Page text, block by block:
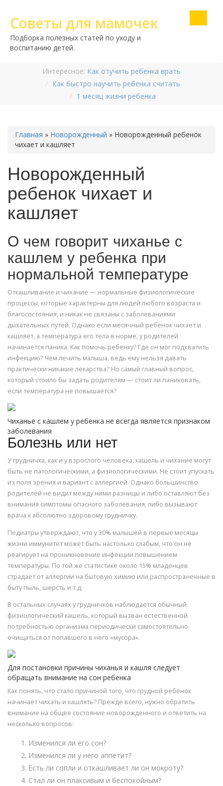
Советы для мамочек
Подборка полезных статей по уходу и
воспитанию детей.
Интересное: Как отучить ребенка врать
Как быстро научить ребенка считать
1 месяц жизни ребенка
Главная » Новорожденный » Новорожденный ребенок
чихает и кашляет
Новорожденный
ребенок чихает и
кашляет
О чем говорит чиханье с
кашлем у ребенка при
нормальной температуре
Откашливание и чихание — нормальные физиологические
процессы, которые характерны для людей любого возраста и
благосостояния, и никак не связаны с заболеваниями
дыхательных путей. Однако если месячный ребенок чихает и
кашляет, а температура его тела в норме, у родителей
начинается паника. Как помочь ребенку? Где он мог подхватить
инфекцию? Чем лечить малыша, ведь ему нельзя давать
практически никакие лекарства? Но самый главный вопрос,
который стоило бы задать родителям — стоит ли паниковать,
если температура не повышается?
Чиханье с кашлем у ребенка не всегда является признаком
заболевания
Болезнь или нет
У грудничка, как и у взрослого человека, кашель и чихание могут
быть не патологическими, а физиологическими. Не стоит упускать
из поля зрения и вариант с аллергией. Однако большинство
родителей не видит между ними разницы и либо оставляют без
внимания симптомы опасного заболевания, либо вызывают
врача к абсолютно здоровому грудничку.
Педиатры утверждают, что у 30% малышей в первые месяцы
жизни иммунитет может быть настолько слабым, что он не
реагирует на проникновение инфекции повышением
температуры. По той же статистике около 15% младенцев
страдает от аллергии на бытовую химию или распространенные в
быту пыль, шерсть и т.д.
В остальных случаях у грудничков наблюдается обычный
физиологический кашель, который вызван естественной
потребностью организма периодически самостоятельно
очищаться от попавшего в него «мусора».
Для постановки причины чиханья и кашля следует
обращать внимание на сон ребенка
Как понять, что стало причиной того, что грудной ребенок
начинает чихать и кашлять? Прежде всего, нужно обратить
внимание на общее состояние новорожденного и ответить на
несколько вопросов:
Изменился ли его сон?
Изменился ли у него аппетит?
Есть ли сопли и откашливает ли он мокроту?
Стал ли он плаксивым и беспокойным?